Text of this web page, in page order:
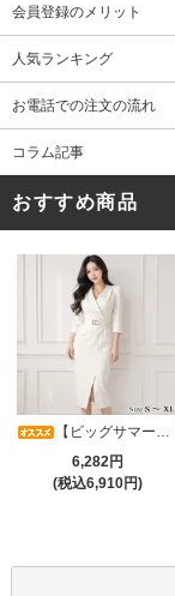
会員登録のメリット
人気ランキング
お電話での注文の流れ
コラム記事
おすすめ商品
【ビッグサマーセール対象品】アシメカシュクール7分袖ワンピース(キャバドレス・CABARETDRESS)
6,282円
(税込6,910円)